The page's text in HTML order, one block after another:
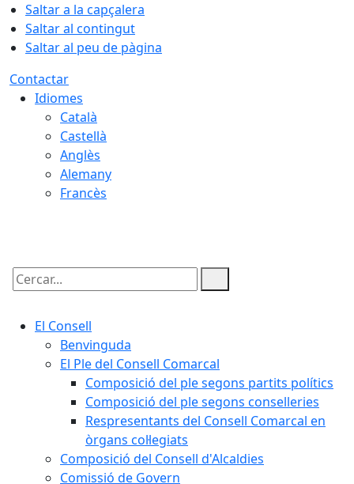
Saltar a la capçalera
Saltar al contingut
Saltar al peu de pàgina
Contactar
Idiomes
Català
Castellà
Anglès
Alemany
Francès
Cercar:
El Consell
Benvinguda
El Ple del Consell Comarcal
Composició del ple segons partits polítics
Composició del ple segons conselleries
Respresentants del Consell Comarcal en
òrgans col·legiats
Composició del Consell d'Alcaldies
Comissió de Govern